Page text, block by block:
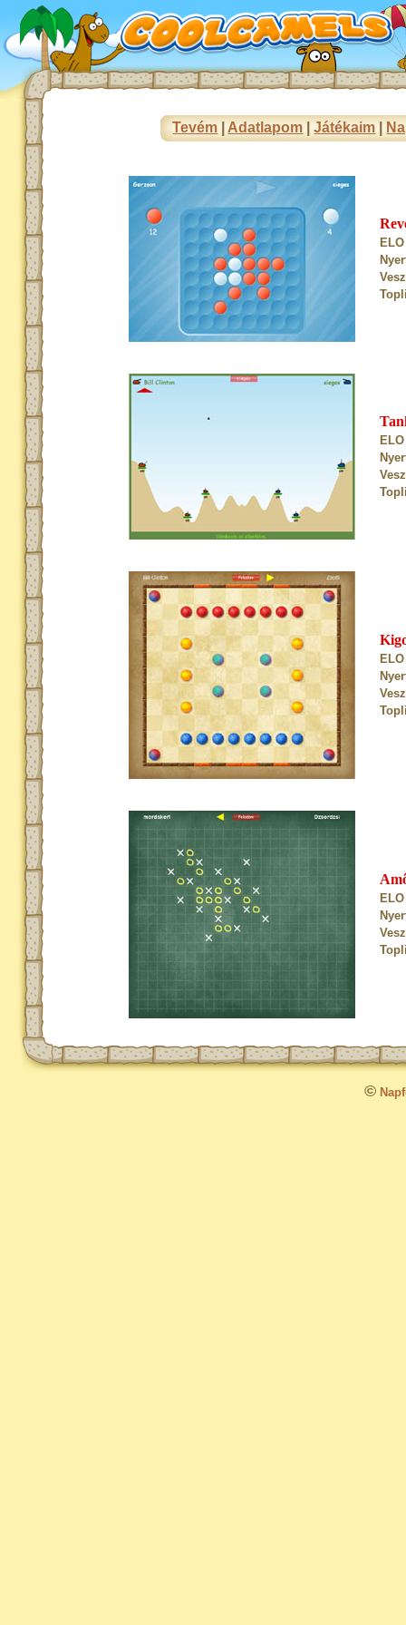
Tevém Adatlapom |Játékaim
©